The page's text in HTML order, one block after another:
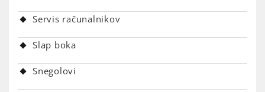
Servis računalnikov
Slap boka
Snegolovi